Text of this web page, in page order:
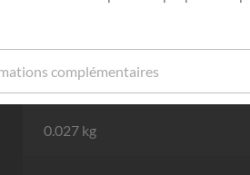
complémentaires
0.027 kg